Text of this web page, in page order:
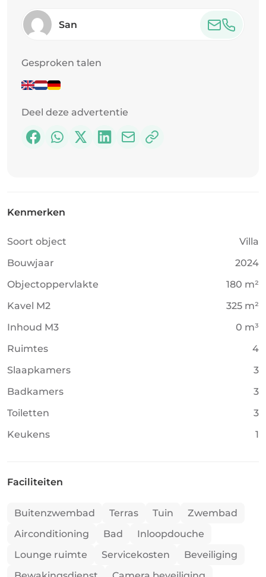
prijzen per nacht liggen, afhankelijk van het
seizoen, tussen USD 280 en 420. Gemiddelde
San
Gesproken talen
Deel deze advertentie
Kenmerken
Soort object
Villa
Bouwjaar
2024
Objectoppervlakte
180 m²
Kavel M2
325 m²
Inhoud M3
0 m³
Ruimtes
4
Slaapkamers
3
Badkamers
3
Toiletten
3
Keukens
1
Faciliteiten
Buitenzwembad Terras Tuin
Zwembad
Airconditioning
Bad
Inloopdouche
Lounge ruimte
Servicekosten
Beveiliging